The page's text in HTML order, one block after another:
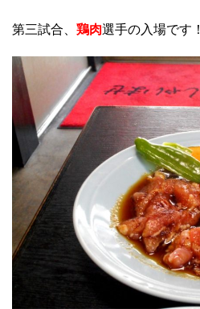
第三試合、 鶏肉選手の入場です！